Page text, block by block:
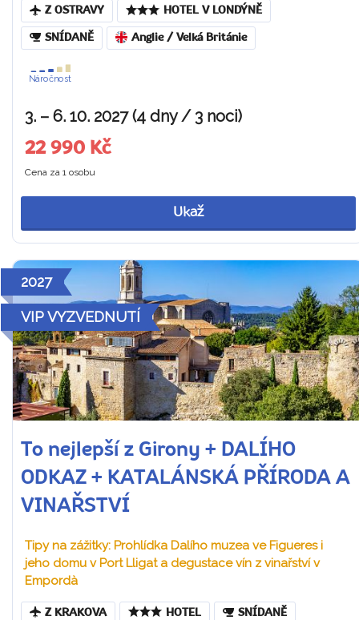
Z OSTRAVY HOTEL V LONDÝNĚ
SNÍDANĚ Anglie / Velká Británie
Náročnost
3. – 6. 10. 2027 (4 dny / 3 noci)
22 990 Kč
Cena za 1 osobu
Ukaž
2027
VIP VYZVEDNUTÍ
To nejlepší z Girony + DALÍHO
ODKAZ + KATALÁNSKÁ PŘÍRODA A
VINAŘSTVÍ
Tipy na zážitky: Prohlídka Dalího muzea ve Figueres i
jeho domu v Port Lligat a degustace vín z vinařství v
Empordà
Z KRAKOVA HOTEL SNÍDANĚ